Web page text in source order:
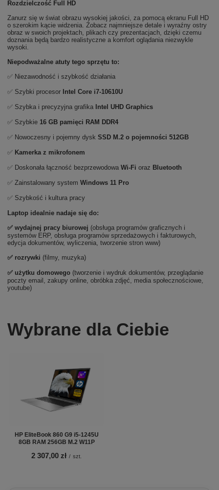
Rozdzielczość Full HD
Zanurz się w świat obrazu wysokiej jakości, za pomocą ekranu Full HD
o szerokim kącie widzenia. Zobacz najmniejsze detale i wyraźny ostry
obraz w swoich projektach, plikach czy prezentacjach, dzięki czemu
doznania będą bardzo realistyczne a komfort oglądania niezwykle
wysoki.
Niepodważalne atuty tego sprzętu to:
✅ Niezawodność i szybkość działania
✅ Szybki procesor Intel Core i7-10610U
✅ Szybka i precyzyjna grafika Intel UHD Graphics
✅ Szybkie 16 GB pamięci RAM DDR4
✅ Nowoczesny i pojemny dysk SSD M.2 o pojemności 512GB
✅ Kamerka z mikrofonem
✅ Doskonała łączność bezprzewodowa Wi-Fi oraz Bluetooth
✅ Zainstalowany system Windows 11 Pro
✅ Szybkość i kultura pracy
Laptop idealnie nadaje się do:
✅ wydajnej pracy biurowej (obsługa programów graficznych i
systemów ERP, obsługa programów sprzedażowych i fakturowych,
edycja dokumentów, wyliczenia, tworzenie stron www)
✅ rozrywki (filmy, muzyka)
✅ użytku domowego (tworzenie i wydruk dokumentów, przeglądanie
poczty email, zakupy online, obróbka zdjęć, media społecznościowe,
youtube)
Wybrane dla Ciebie
HP EliteBook 860 G9 i5-1245U
8GB RAM 256GB M.2 W11P
2 307,00 zł / szt.